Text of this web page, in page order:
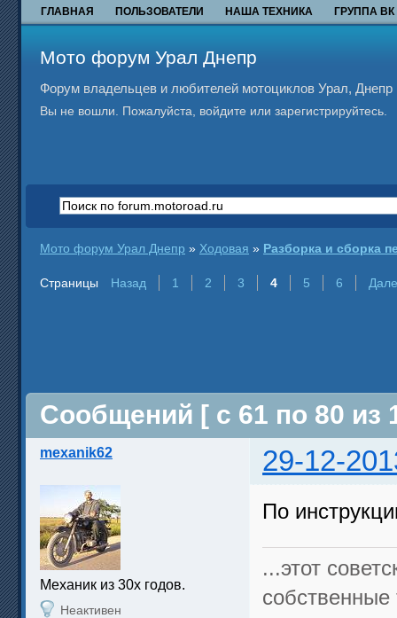
ГЛАВНАЯ ПОЛЬЗОВАТЕЛИ НАША ТЕХНИКА ГРУППА ВК
Мото форум Урал Днепр
Форум владельцев и любителей мотоциклов Урал, Днепр
Вы не вошли. Пожалуйста, войдите или зарегистрируйтесь.
Мото форум Урал Днепр » Ходовая » Разборка и сборка
Страницы Назад 1 2 3 4 5 6
Сообщений [ с 61 по 80 из
mexanik62 29-12-
Механик из 30х годов.
Неактивен
По
...этот